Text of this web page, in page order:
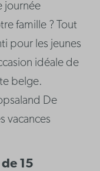
journée
famille ? Tout
pour les jeunes
idéale de
belge.
De
vacances
15